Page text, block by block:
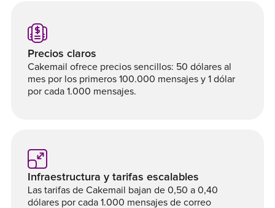
Precios claros
Cakemail ofrece precios sencillos: 50 dólares al
mes por los primeros 100.000 mensajes y 1 dólar
por cada 1.000 mensajes.
Infraestructura y tarifas escalables
Las tarifas de Cakemail bajan de 0,50 a 0,40
dólares por cada 1.000 mensajes de correo